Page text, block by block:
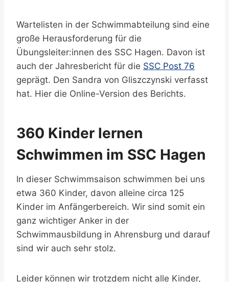
Wartelisten in der Schwimmabteilung sind eine
große Herausforderung für die
Übungsleiter:innen des SSC Hagen. Davon ist
auch der Jahresbericht für die SSC Post 76
geprägt. Den Sandra von Gliszczynski verfasst
hat. Hier die Online-Version des Berichts.
360 Kinder lernen
Schwimmen im SSC Hagen
In dieser Schwimmsaison schwimmen bei uns
etwa 360 Kinder, davon alleine circa 125
Kinder im Anfängerbereich. Wir sind somit ein
ganz wichtiger Anker in der
Schwimmausbildung in Ahrensburg und darauf
sind wir auch sehr stolz.
Leider können wir trotzdem nicht alle Kinder,